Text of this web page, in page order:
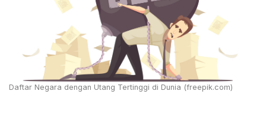
Daftar Negara dengan Utang Tertinggi di Dunia (freepik.com)